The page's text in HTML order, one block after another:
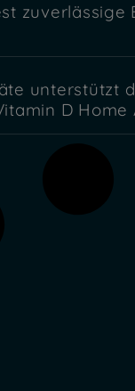
zuverlässige
unterstützt
D Home